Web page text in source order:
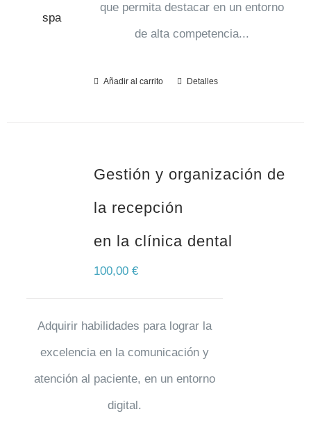
que permita destacar en un entorno
de alta competencia...
Añadir al carrito Detalles
Gestión y organización de
la recepción
en la clínica dental
100,00 €
Adquirir habilidades para lograr la
excelencia en la comunicación y
atención al paciente, en un entorno
digital.